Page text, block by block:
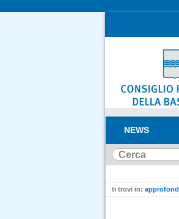
NEWS
ti trovi in: